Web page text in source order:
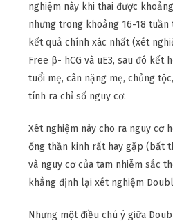
nghiệm này khi thai được
nhưng trong khoảng 16-18 tuần
kết quả chính xác nhất (xét
Free β- hCG và uE3, sau đó kết
tuổi mẹ, cân nặng mẹ, chủng
tính ra chỉ số nguy cơ.
Xét nghiệm này cho ra nguy cơ
ống thần kinh rất hay gặp (bất
và nguy cơ của tam nhiễm sắc
khẳng định lại xét nghiệm
Nhưng một điều chú ý giữa